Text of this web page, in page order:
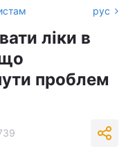
рус
ліки в
проблем